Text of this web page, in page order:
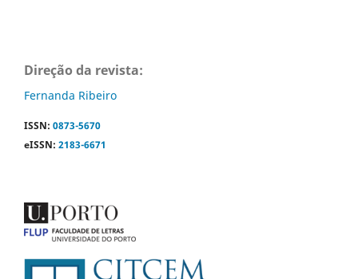
Direção da revista:
Fernanda Ribeiro
ISSN:0873-5670
eISSN:2183-6671